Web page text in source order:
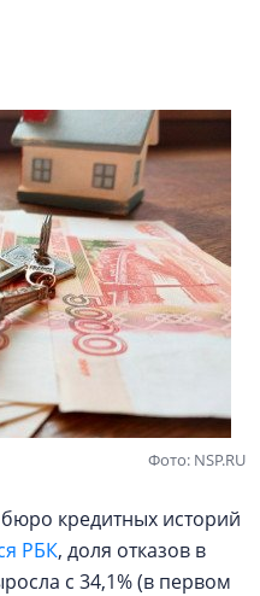
Фото: NSP.RU
кредитных историй
РБК, доля отказов в
с 34,1% (в первом